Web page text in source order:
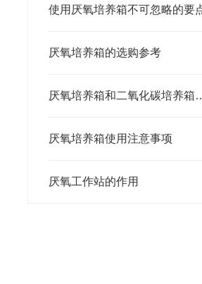
使用厌氧培养箱不可忽略的要
厌氧培养箱的选购参考
厌氧培养箱和
厌氧培养箱使用注意事项
厌氧工作站的作用